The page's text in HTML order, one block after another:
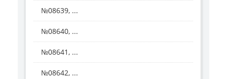
№08639, ...
№08640, ...
№08641, ...
№08642, ...